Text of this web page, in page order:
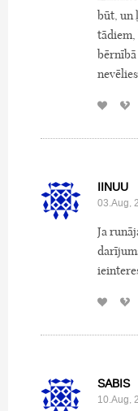
būt, un
tādiem,
IINUU
03.Aug,
Ja
SABIS
10.Aug,